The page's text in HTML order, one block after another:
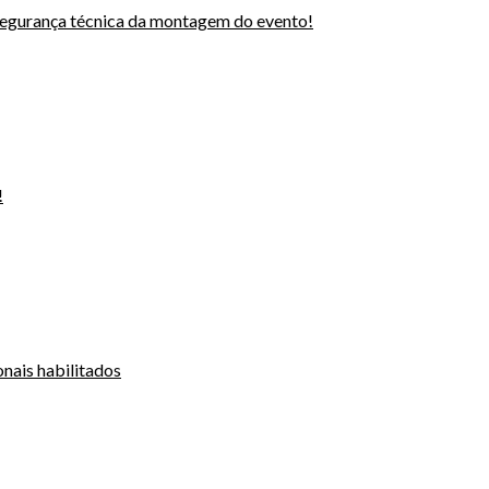
técnica da montagem do evento!
habilitados